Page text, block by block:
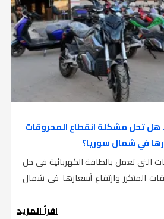
.. هل تحل مشكلة انقطاع المحروقات
في شمال سوريا؟
التي تعمل بالطاقة الكهربائية في حل
المتكرر وارتفاع أسعارها في شمال
اقرأ المزيد